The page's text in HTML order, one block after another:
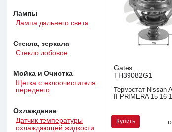
Лампы
Лампа дальнего света
Стекла, зеркала
Стекло лобовое
Мойка и Очистка
Щетка стеклоочистителя
переднего
Охлаждение
Датчик температуры
охлаждающей жидкости
Gates
TH39082G1
Термостат Nissan
II PRIMERA 15 16
Купить